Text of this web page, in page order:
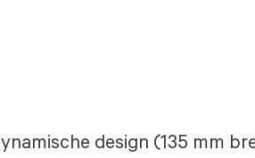
design (135 mm